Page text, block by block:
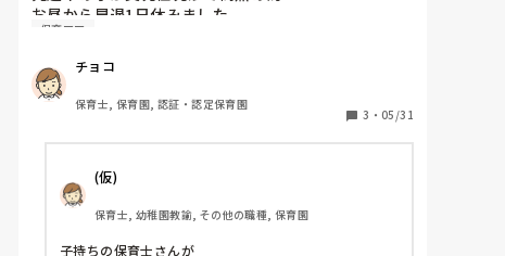
お昼から早退1日休みました。
土日で下がって今度は今週一発目から
行きづらさがある。。
保育ママ
チョコ
保育士, 保育園, 認証・認定保育園
3 ・ 05/31
(仮)
保育士, 幼稚園教諭, その他の職種, 保育園
子持ちの保育士さんが